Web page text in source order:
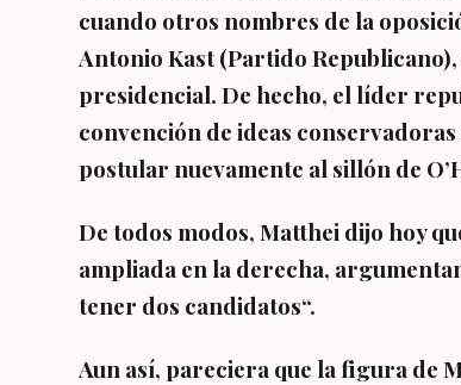
cuando otros nombres de la
Antonio Kast (Partido
presidencial. De hecho, el líder
convención de ideas
postular nuevamente al sillón de
De todos modos, Matthei dijo hoy
ampliada en la derecha,
tener dos candidatos“.
Aun así, pareciera que la figura de